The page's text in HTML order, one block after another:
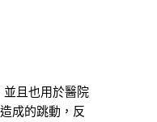
且也用於醫院
成的跳動，反